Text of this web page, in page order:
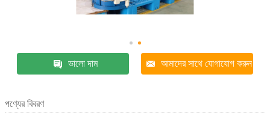
ভালো দাম আমাদের সাথে যোগাযোগ করুন
পণ্যের বিবরণ